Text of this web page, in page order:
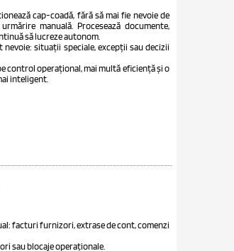
cap-coadă, fără să mai fie nevoie de
manuală. Procesează documente,
să lucreze autonom.
situații speciale, excepții sau decizii
control operațional, mai multă eficiență și o
inteligent.
facturi furnizori, extrase de cont, comenzi
sau blocaje operaționale.